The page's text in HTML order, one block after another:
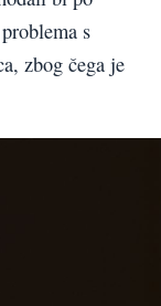
s
zbog čega je